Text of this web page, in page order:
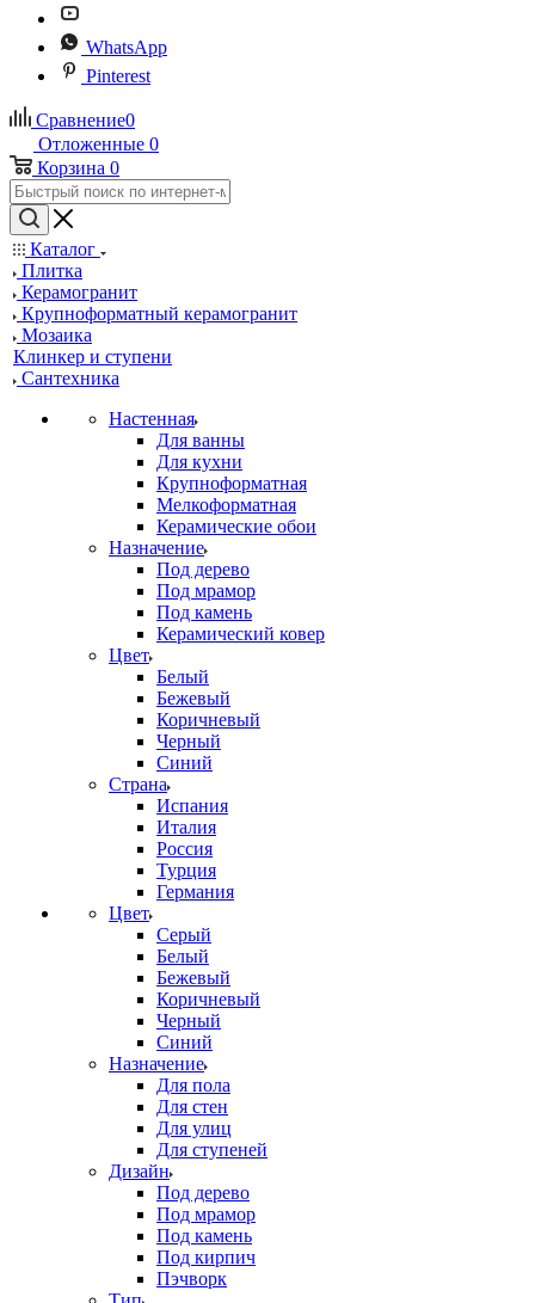
WhatsApp
Pinterest
Сравнение0
Отложенные 0
Корзина 0
Каталог
Плитка
Керамогранит
Крупноформатный керамогранит
Мозаика
Клинкер и ступени
Сантехника
Настенная
Для ванны
Для кухни
Крупноформатная
Мелкоформатная
Керамические обои
Назначение
Под дерево
Под мрамор
Под камень
Керамический ковер
Цвет
Белый
Бежевый
Коричневый
Черный
Синий
Страна
Испания
Италия
Россия
Турция
Германия
Цвет
Серый
Белый
Бежевый
Коричневый
Черный
Синий
Назначение
Для пола
Для стен
Для улиц
Для ступеней
Дизайн
Под дерево
Под мрамор
Под камень
Под кирпич
Пэчворк